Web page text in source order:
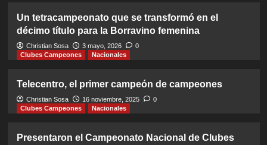
Un tetracampeonato que se transformó en el
décimo título para la Borravino femenina
Christian Sosa 3 mayo, 2026
0
Clubes Campeones
Nacionales
Telecentro, el primer campeón de campeones
Christian Sosa 16 noviembre, 2025
0
Clubes Campeones
Nacionales
Presentaron el Campeonato Nacional de Clubes